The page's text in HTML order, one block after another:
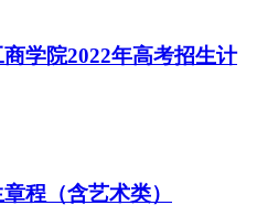
商学院2022年高考招生计
程（含艺术类）